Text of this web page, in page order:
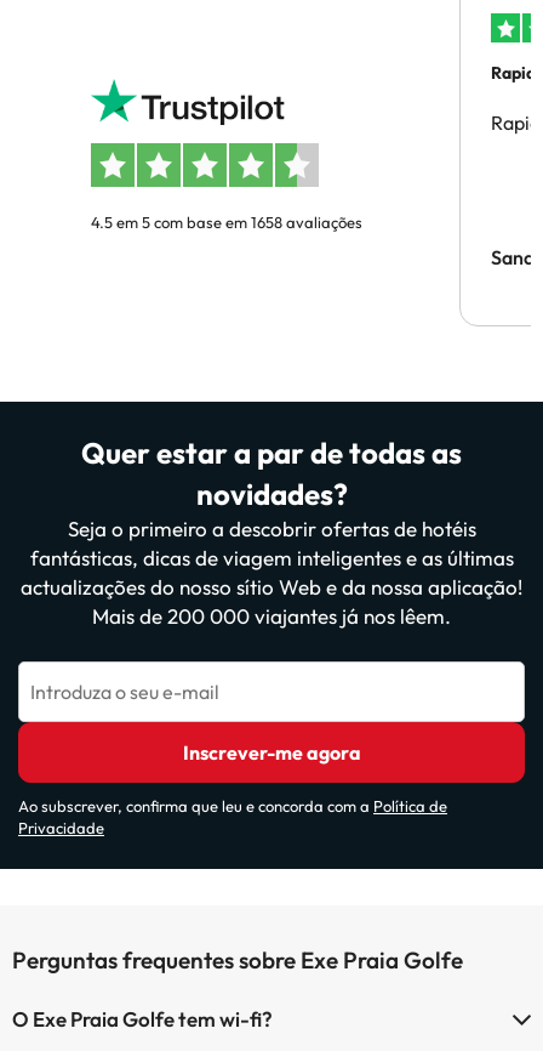
4.5 em 5 com base em 1658 avaliações
Quer estar a par de todas as
novidades?
Seja o primeiro a descobrir ofertas de hotéis
fantásticas, dicas de viagem inteligentes e as últimas
actualizações do nosso sítio Web e da nossa aplicação!
Mais de 200 000 viajantes já nos lêem.
Introduza o seu e-mail
Inscrever-me agora
Ao subscrever, confirma que leu e concorda com a Política de
Privacidade
Perguntas frequentes sobre Exe Praia Golfe
O Exe Praia Golfe tem wi-fi?